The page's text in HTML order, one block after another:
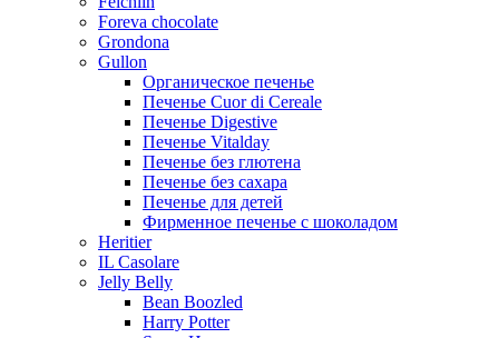
Foreva chocolate
Grondona
Gullon
Органическое печенье
Печенье Cuor di Cereale
Печенье Digestive
Печенье Vitalday
Печенье без глютена
Печенье без сахара
Печенье для детей
Фирменное печенье с шоколадом
Heritier
IL Casolare
Jelly Belly
Bean Boozled
Harry Potter